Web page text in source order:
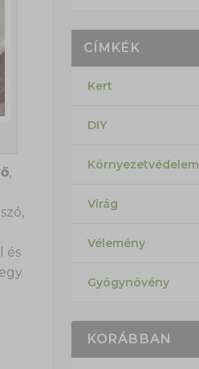
,
és
CÍMKÉK
Kert
DIY
Környezetvédelem
Virág
Vélemény
Gyógynövény
KORÁBBAN